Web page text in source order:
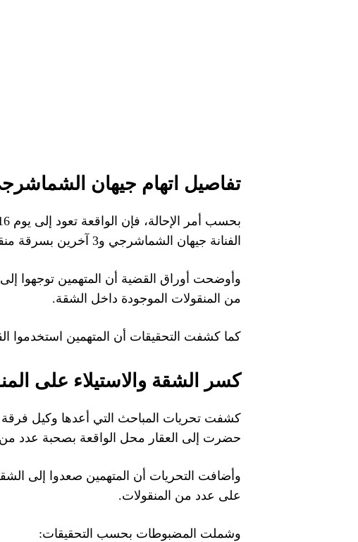
تفاصيل اتهام جيهان
الفنانة جيهان الشماشرجي و3 آخرين بسرقة منقولات مملوكة للمجني عليها «مي حسام طه عبد العزيز» باستخدام الإكراه.
من المنقولات الموجودة داخل الشقة.
كما كشفت التحقيقات أن المتهمين استخدموا
كسر الشقة والاستيلاء على
كشفت تحريات المباحث التي أعدها وكيل فرقة
حضرت إلى العقار محل الواقعة بصحبة عدد
على عدد من المنقولات.
وشملت المضبوطات بحسب التحقيقات: